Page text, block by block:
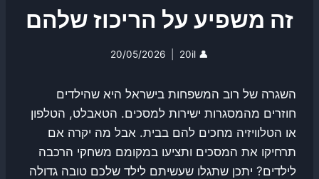
זה משפיע על הריכוז שלהם
👤
20il
20/05/2026
השגרה של רוב המשפחות בישראל היא שהילדים
חוזרים מהמסגרות ישירות למסכים. הטאבלט, הטלפון
או הטלוויזיה מחכים להם בבית. אבל מה יקרה אם
תרחיקו את המסכים ותציעו במקומם משחקי הרכבה
לילדים? יתכן שתגלו שעשיתם לילד שלכם טובה גדולה